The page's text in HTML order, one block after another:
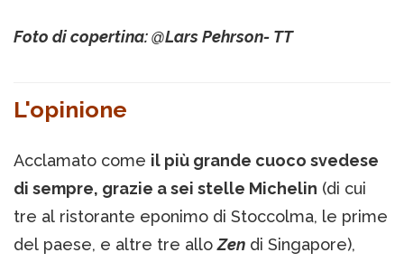
Foto di copertina: @Lars Pehrson- TT
L'opinione
Acclamato come il più grande cuoco svedese
di sempre, grazie a sei stelle Michelin (di cui
tre al ristorante eponimo di Stoccolma, le prime
del paese, e altre tre alloZen di Singapore),